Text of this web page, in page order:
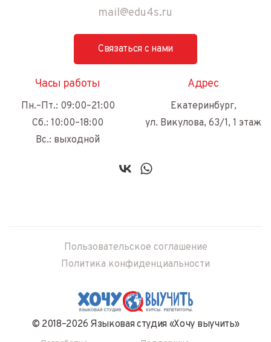
mail@edu4s.ru
Связаться с нами
Часы работы
Пн.–Пт.: 09:00–21:00
Сб.: 10:00–18:00
Вс.: выходной
Адрес
Екатеринбург,
ул. Викулова, 63/1, 1 этаж
Пользовательское соглашение
Политика конфиденциальности
© 2018–2026 Языковая студия «Хочу выучить»